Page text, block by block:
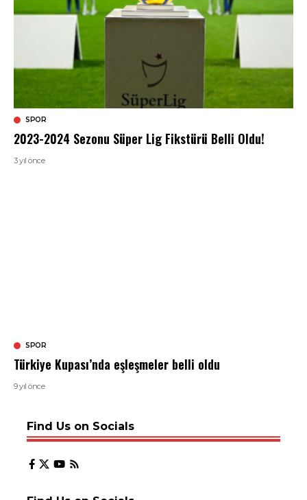
SPOR
2023-2024 Sezonu Süper Lig Fikstürü Belli Oldu!
3 yıl önce
SPOR
Türkiye Kupası’nda eşleşmeler belli oldu
9 yıl önce
Find Us on Socials